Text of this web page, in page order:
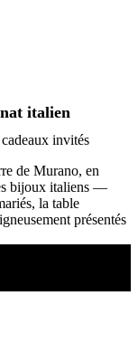
italien
de Murano, en
bijoux italiens —
la table
présentés